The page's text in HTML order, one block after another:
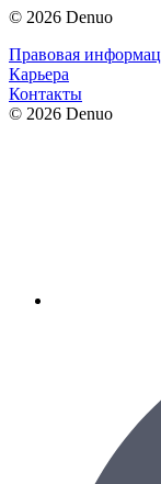
© 2026 Denuo
Правовая
Карьера
Контакты
© 2026 Denuo